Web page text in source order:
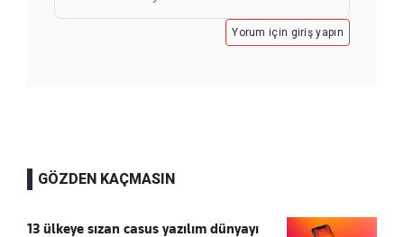
Yorum için giriş yapın
GÖZDEN KAÇMASIN
13 ülkeye sızan casus yazılım dünyayı